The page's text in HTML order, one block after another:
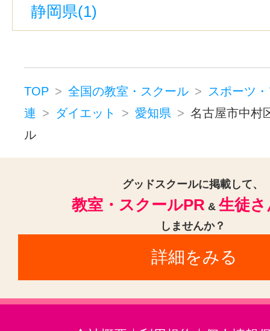
総合リハビリセンター駅(1)
新豊橋駅(1)
西尾駅(1)
神宮前
三好ヶ丘駅(1)
植田駅(豊橋鉄道
蒲郡駅(1)
鳴海駅(1)
北岡崎駅
八事日赤駅(1)
熱田駅(1) 黒笹駅(1)
静岡県(1)
TOP 全国の教室・スクール
スポーツ
連
ダイエット 愛知県
名古屋市中村
ル
グッドスクールに掲載して、
教室・スクールPR & 生徒
しませんか？
詳細をみる